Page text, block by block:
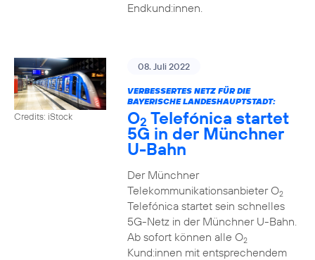
Endkund:innen.
Credits: iStock
08. Juli 2022
VERBESSERTES NETZ FÜR DIE
BAYERISCHE LANDESHAUPTSTADT:
O2 Telefónica startet
5G in der Münchner
U-Bahn
Der Münchner
Telekommunikationsanbieter O2
Telefónica startet sein schnelles
5G-Netz in der Münchner U-Bahn.
Ab sofort können alle O2
Kund:innen mit entsprechendem